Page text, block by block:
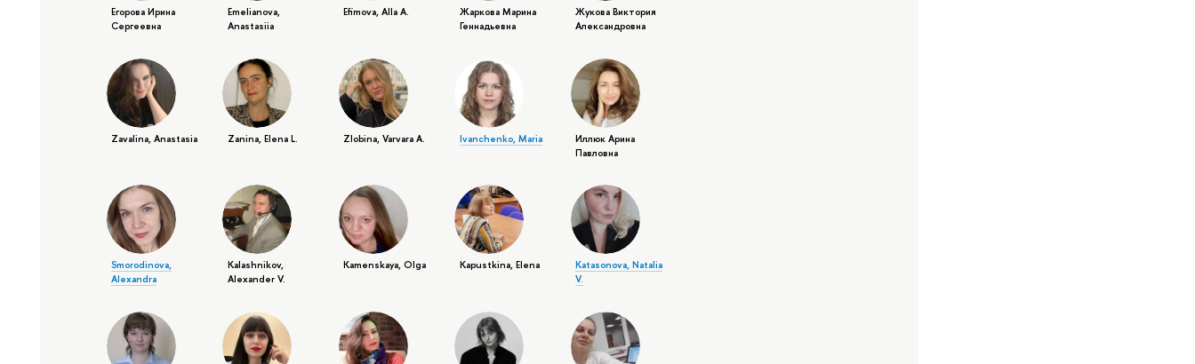
Егорова Ирина
Сергеевна
Emelianova,
Anastasiia
Efimova, Alla A.
Жаркова Марина
Геннадьевна
Жукова Виктория
Александровна
Zavalina, Anastasia Zanina, Elena L. Zlobina, Varvara A. Ivanchenko, Maria
Иллюк Арина
Павловна
Smorodinova,
Alexandra
Kalashnikov,
Alexander V.
Kamenskaya, Olga Kapustkina, Elena
Katasonova, Natalia
V.